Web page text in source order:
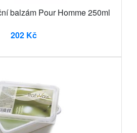
balzám Pour Homme 250ml
202 Kč